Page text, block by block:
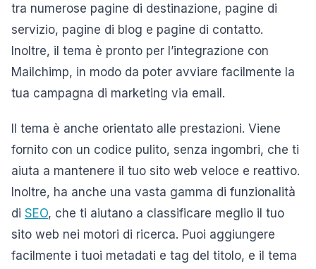
tra numerose pagine di destinazione, pagine di
servizio, pagine di blog e pagine di contatto.
Inoltre, il tema è pronto per l’integrazione con
Mailchimp, in modo da poter avviare facilmente la
tua campagna di marketing via email.
Il tema è anche orientato alle prestazioni. Viene
fornito con un codice pulito, senza ingombri, che ti
aiuta a mantenere il tuo sito web veloce e reattivo.
Inoltre, ha anche una vasta gamma di funzionalità
di SEO, che ti aiutano a classificare meglio il tuo
sito web nei motori di ricerca. Puoi aggiungere
facilmente i tuoi metadati e tag del titolo, e il tema